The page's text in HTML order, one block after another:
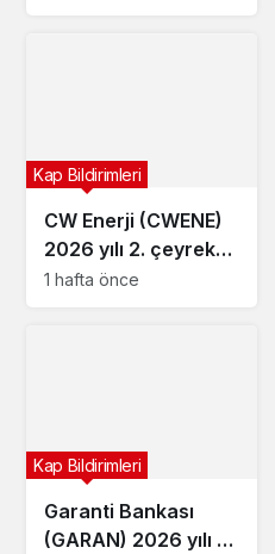
CW Enerji (CWENE)
2026 yılı 2. çeyrek
bilançosunu açıkladı
Kap Bildirimleri
1 hafta önce
Garanti Bankası
(GARAN) 2026 yılı 2.
Kap Bildirimleri